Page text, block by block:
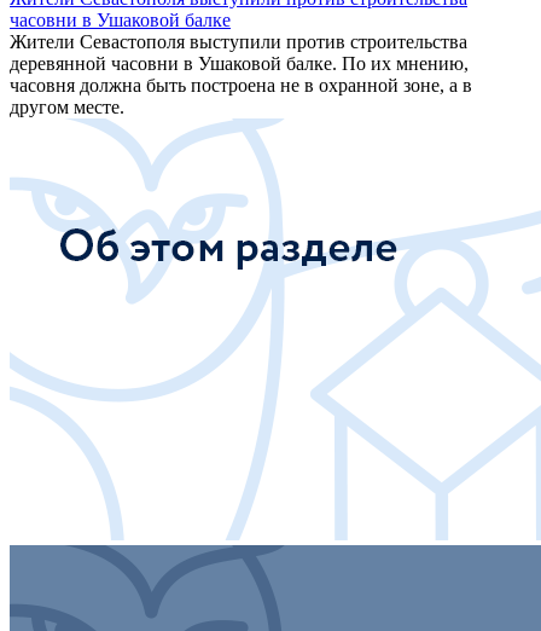
часовни в Ушаковой балке
Жители Севастополя выступили против строительства
деревянной часовни в Ушаковой балке. По их мнению,
часовня должна быть построена не в охранной зоне, а в
другом месте.